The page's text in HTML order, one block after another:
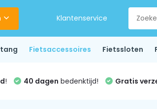
Klantenservice
Fietsaccessoires Fietssloten
! 40 dagen bedenktijd! Gratis